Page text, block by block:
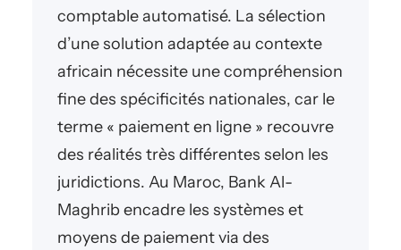
comptable automatisé. La sélection
d’une solution adaptée au contexte
africain nécessite une compréhension
fine des spécificités nationales, car le
terme « paiement en ligne » recouvre
des réalités très différentes selon les
juridictions. Au Maroc, Bank Al-
Maghrib encadre les systèmes et
moyens de paiement via des